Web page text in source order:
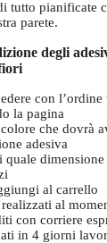
tutto pianificate
parete.
degli
con
la pagina
che dovrà
adesiva
quale
al carrello
al
con corriere
in 4 giorni